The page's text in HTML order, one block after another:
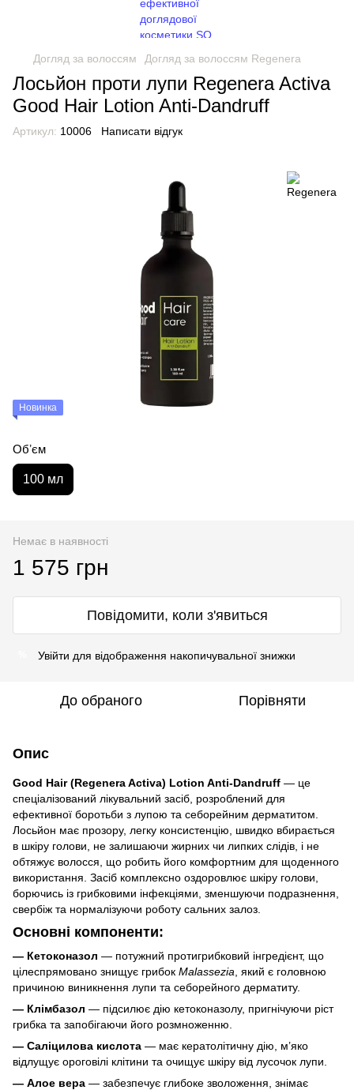
Догляд за волоссям Догляд за волоссям Regenera
Лосьйон проти лупи Regenera Activa
Good Hair Lotion Anti-Dandruff
Артикул: 10006 Написати відгук
Новинка
Обʼєм
100 мл
Немає в наявності
1 575 грн
Повідомити, коли з'явиться
Увійти для відображення накопичувальної знижки
До обраного Порівняти
Опис
Good Hair (Regenera Activa) Lotion Anti-Dandruff — це
спеціалізований лікувальний засіб, розроблений для
ефективної боротьби з лупою та себорейним дерматитом.
Лосьйон має прозору, легку консистенцію, швидко вбирається
в шкіру голови, не залишаючи жирних чи липких слідів, і не
обтяжує волосся, що робить його комфортним для щоденного
використання. Засіб комплексно оздоровлює шкіру голови,
борючись із грибковими інфекціями, зменшуючи подразнення,
свербіж та нормалізуючи роботу сальних залоз.
Основні компоненти:
— Кетоконазол — потужний протигрибковий інгредієнт, що
цілеспрямовано знищує грибок Malassezia , який є головною
причиною виникнення лупи та себорейного дерматиту.
— Клімбазол — підсилює дію кетоконазолу, пригнічуючи ріст
грибка та запобігаючи його розмноженню.
— Саліцилова кислота — має кератолітичну дію, м’яко
відлущує ороговілі клітини та очищує шкіру від лусочок лупи.
— Алое вера — забезпечує глибоке зволоження, знімає